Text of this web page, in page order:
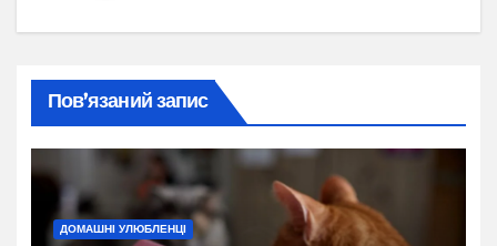
Пов’язаний запис
ДОМАШНІ УЛЮБЛЕНЦІ